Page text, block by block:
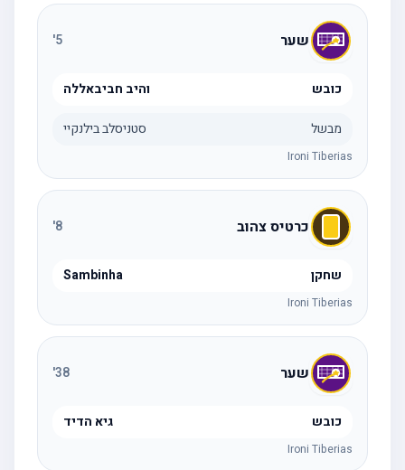
שער
כובש והיב חביבאללה
מבשל סטניסלב בילנקיי
Ironi Tiberias
כרטיס צהוב
שחקן Sambinha
Ironi Tiberias
שער 38
'
כובש גיא הדיד
Ironi Tiberias